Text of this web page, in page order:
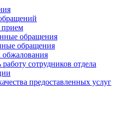
обращения
обращения
обжалования
сотрудников отдела
предоставленных услуг